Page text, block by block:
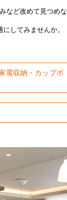
など改めて見つめな
してみませんか。
電収納・カップボ